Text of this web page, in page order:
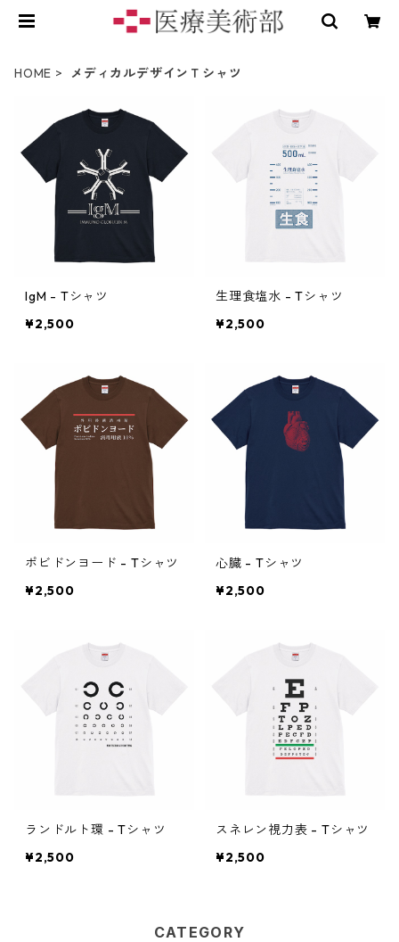
HOME メディカルデザインＴシャツ
IgM - Tシャツ
¥2,500
生理食塩水 - Tシャツ
¥2,500
ポビドンヨード - Tシャツ
¥2,500
心臓 - Tシャツ
¥2,500
ランドルト環 - Tシャツ
¥2,500
スネレン視力表 - Tシャツ
¥2,500
CATEGORY